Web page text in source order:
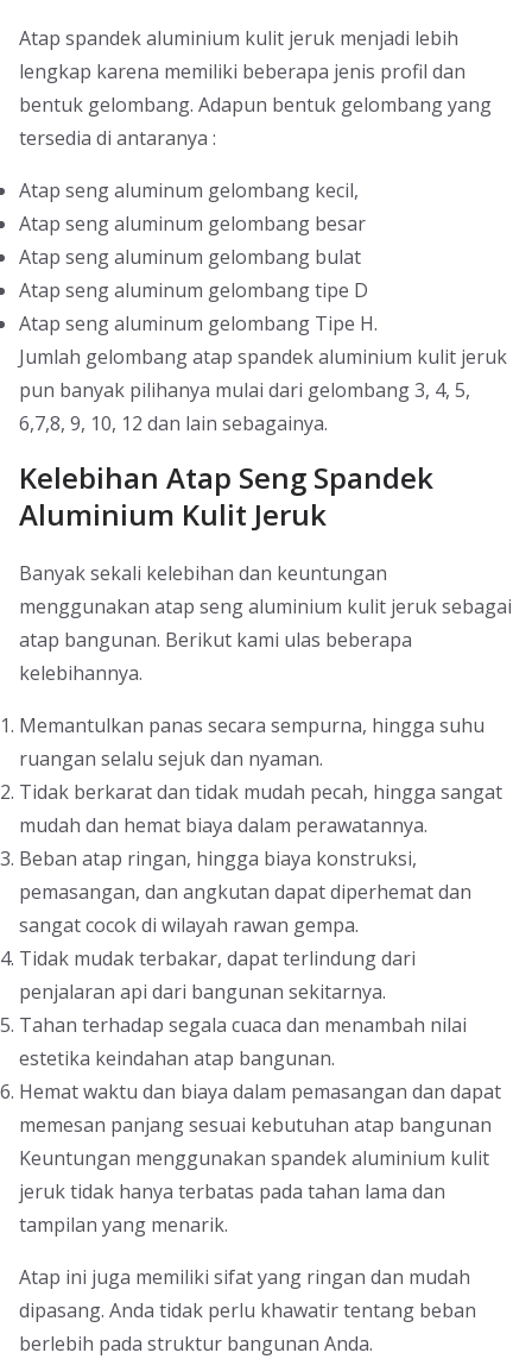
Atap spandek aluminium kulit jeruk menjadi lebih
lengkap karena memiliki beberapa jenis profil dan
bentuk gelombang. Adapun bentuk gelombang yang
tersedia di antaranya :
Atap seng aluminum gelombang kecil,
Atap seng aluminum gelombang besar
Atap seng aluminum gelombang bulat
Atap seng aluminum gelombang tipe D
Atap seng aluminum gelombang Tipe H.
Jumlah gelombang atap spandek aluminium kulit jeruk
pun banyak pilihanya mulai dari gelombang 3, 4, 5,
6,7,8, 9, 10, 12 dan lain sebagainya.
Kelebihan Atap Seng Spandek
Aluminium Kulit Jeruk
Banyak sekali kelebihan dan keuntungan
menggunakan atap seng aluminium kulit jeruk sebagai
atap bangunan. Berikut kami ulas beberapa
kelebihannya.
Memantulkan panas secara sempurna, hingga suhu
ruangan selalu sejuk dan nyaman.
Tidak berkarat dan tidak mudah pecah, hingga sangat
mudah dan hemat biaya dalam perawatannya.
Beban atap ringan, hingga biaya konstruksi,
pemasangan, dan angkutan dapat diperhemat dan
sangat cocok di wilayah rawan gempa.
Tidak mudak terbakar, dapat terlindung dari
penjalaran api dari bangunan sekitarnya.
Tahan terhadap segala cuaca dan menambah nilai
estetika keindahan atap bangunan.
Hemat waktu dan biaya dalam pemasangan dan dapat
memesan panjang sesuai kebutuhan atap bangunan
Keuntungan menggunakan spandek aluminium kulit
jeruk tidak hanya terbatas pada tahan lama dan
tampilan yang menarik.
Atap ini juga memiliki sifat yang ringan dan mudah
dipasang. Anda tidak perlu khawatir tentang beban
berlebih pada struktur bangunan Anda.